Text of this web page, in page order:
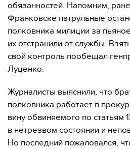
обязанностей. Напомним,
Франковске патрульные
полковника милиции за
их отстранили от службы.
свой контроль пообещал
Луценко.
Журналисты выяснили, что
полковника работает в
вину обвиняемого по статьям
в нетрезвом состоянии и
Но последний пожаловался,